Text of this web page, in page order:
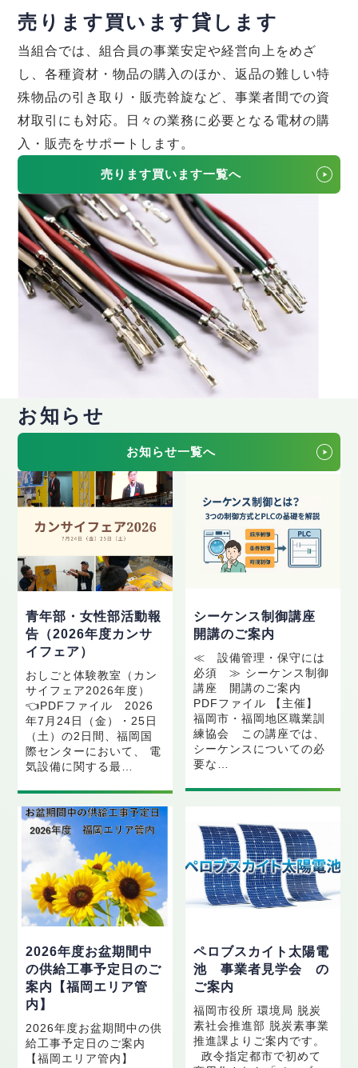
売ります買います貸します
当組合では、組合員の事業安定や経営向上をめざ
し、各種資材・物品の購入のほか、返品の難しい特
殊物品の引き取り・販売斡旋など、事業者間での資
材取引にも対応。日々の業務に必要となる電材の購
入・販売をサポートします。
売ります買います一覧へ
お知らせ
お知らせ一覧へ
青年部・女性部活動報
告（2026年度カンサ
イフェア）
おしごと体験教室（カン
サイフェア2026年度）
👈PDFファイル 2026
年7月24日（金）・25日
（土）の2日間、福岡国
際センターにおいて、 電
気設備に関する最…
シーケンス制御講座
開講のご案内
≪ 設備管理・保守には
必須 ≫ シーケンス制御
講座 開講のご案内
PDFファイル 【主催】
福岡市・福岡地区職業訓
練協会 この講座では、
シーケンスについての必
要な…
2026年度お盆期間中
の供給工事予定日のご
案内【福岡エリア管
内】
2026年度お盆期間中の供
給工事予定日のご案内
【福岡エリア管内】
ペロブスカイト太陽電
池 事業者見学会 の
ご案内
福岡市役所 環境局 脱炭
素社会推進部 脱炭素事業
推進課よりご案内です。
政令指定都市で初めて